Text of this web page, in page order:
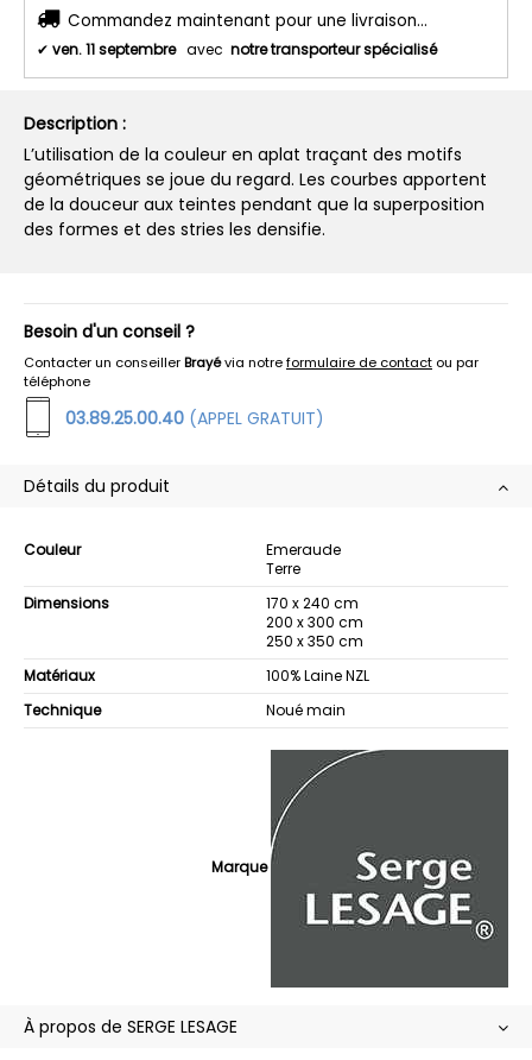
Commandez maintenant pour une livraison...
✔ ven. 11 septembre avec notre transporteur spécialisé
Description :
L’utilisation de la couleur en aplat traçant des motifs
géométriques se joue du regard. Les courbes apportent
de la douceur aux teintes pendant que la superposition
des formes et des stries les densifie.
Besoin d'un conseil ?
Contacter un conseillerBrayévia notreformulaire de contact ou par
téléphone
03.89.25.00.40 (APPEL GRATUIT)
Détails du produit
Couleur
Emeraude
Terre
Dimensions
170 x 240 cm
200 x 300 cm
250 x 350 cm
Matériaux
100% Laine NZL
Technique
Noué main
Marque
À propos de SERGE LESAGE